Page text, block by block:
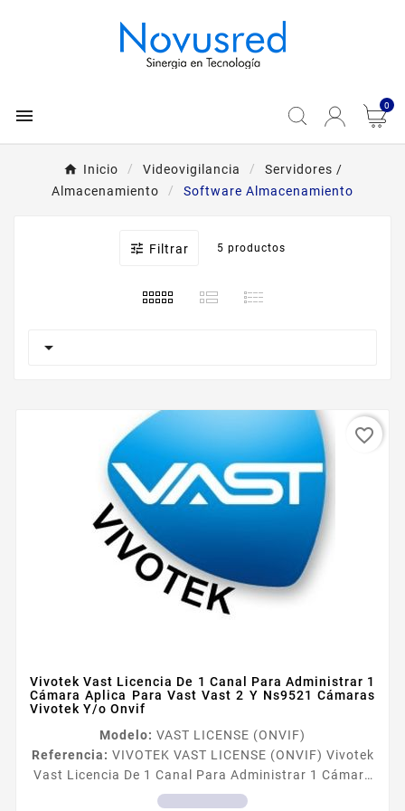
 0
Inicio Videovigilancia
Servidores /
Almacenamiento
Software Almacenamiento
 Filtrar 5 productos

Vivotek Vast Licencia De 1 Canal Para Administrar 1
Cámara Aplica Para Vast Vast 2 Y Ns9521 Cámaras
Vivotek Y/o Onvif
Modelo: VAST LICENSE (ONVIF)
Referencia: VIVOTEK VAST LICENSE (ONVIF) Vivotek
Vast Licencia De 1 Canal Para Administrar 1 Cámara
Aplica Para Vast Vast 2 Y Ns9521 Cámaras Vivotek
favorite_border